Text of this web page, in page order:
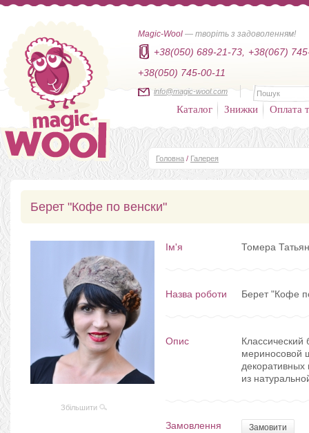
Magic-Wool — творіть з задоволенням!
+38(050) 689-21-73,
+38(067)
+38(050) 745-00-11
info@magic-wool.com
Каталог Знижки Оплата
Головна / Галерея
Берет "Кофе по венски"
Збільшити
Ім'я Томера
Назва роботи Берет "Кофе
Опис
Классический
мериносовой
из
Замовлення Замовити